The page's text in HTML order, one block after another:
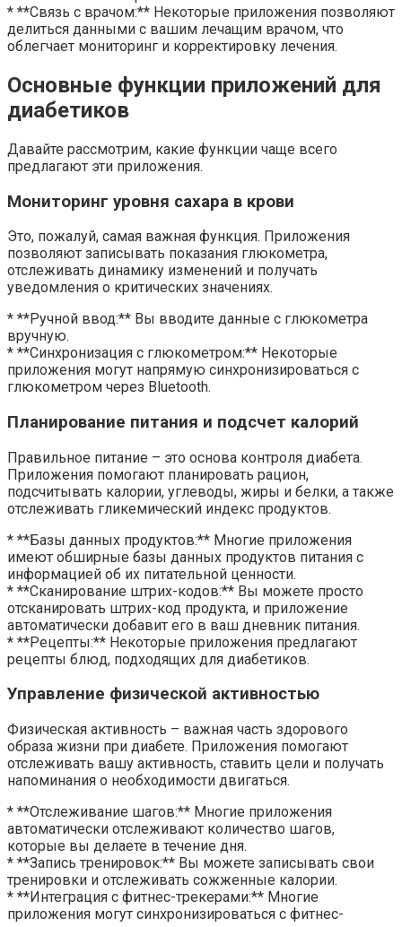
* **Связь с врачом:** Некоторые приложения позволяют
делиться данными с вашим лечащим врачом, что
облегчает мониторинг и корректировку лечения.
Основные функции приложений для
диабетиков
Давайте рассмотрим, какие функции чаще всего
предлагают эти приложения.
Мониторинг уровня сахара в крови
Это, пожалуй, самая важная функция. Приложения
позволяют записывать показания глюкометра,
отслеживать динамику изменений и получать
уведомления о критических значениях.
* **Ручной ввод:** Вы вводите данные с глюкометра
вручную.
* **Синхронизация с глюкометром:** Некоторые
приложения могут напрямую синхронизироваться с
глюкометром через Bluetooth.
Планирование питания и подсчет калорий
Правильное питание – это основа контроля диабета.
Приложения помогают планировать рацион,
подсчитывать калории, углеводы, жиры и белки, а также
отслеживать гликемический индекс продуктов.
* **Базы данных продуктов:** Многие приложения
имеют обширные базы данных продуктов питания с
информацией об их питательной ценности.
* **Сканирование штрих-кодов:** Вы можете просто
отсканировать штрих-код продукта, и приложение
автоматически добавит его в ваш дневник питания.
* **Рецепты:** Некоторые приложения предлагают
рецепты блюд, подходящих для диабетиков.
Управление физической активностью
Физическая активность – важная часть здорового
образа жизни при диабете. Приложения помогают
отслеживать вашу активность, ставить цели и получать
напоминания о необходимости двигаться.
* **Отслеживание шагов:** Многие приложения
автоматически отслеживают количество шагов,
которые вы делаете в течение дня.
* **Запись тренировок:** Вы можете записывать свои
тренировки и отслеживать сожженные калории.
* **Интеграция с фитнес-трекерами:** Многие
приложения могут синхронизироваться с фитнес-